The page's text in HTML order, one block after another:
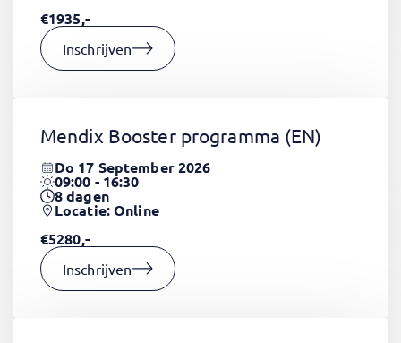
€1935,-
Inschrijven
Mendix Booster programma (EN)
Do 17 September 2026
09:00 - 16:30
8dagen
Locatie: Online
€5280,-
Inschrijven